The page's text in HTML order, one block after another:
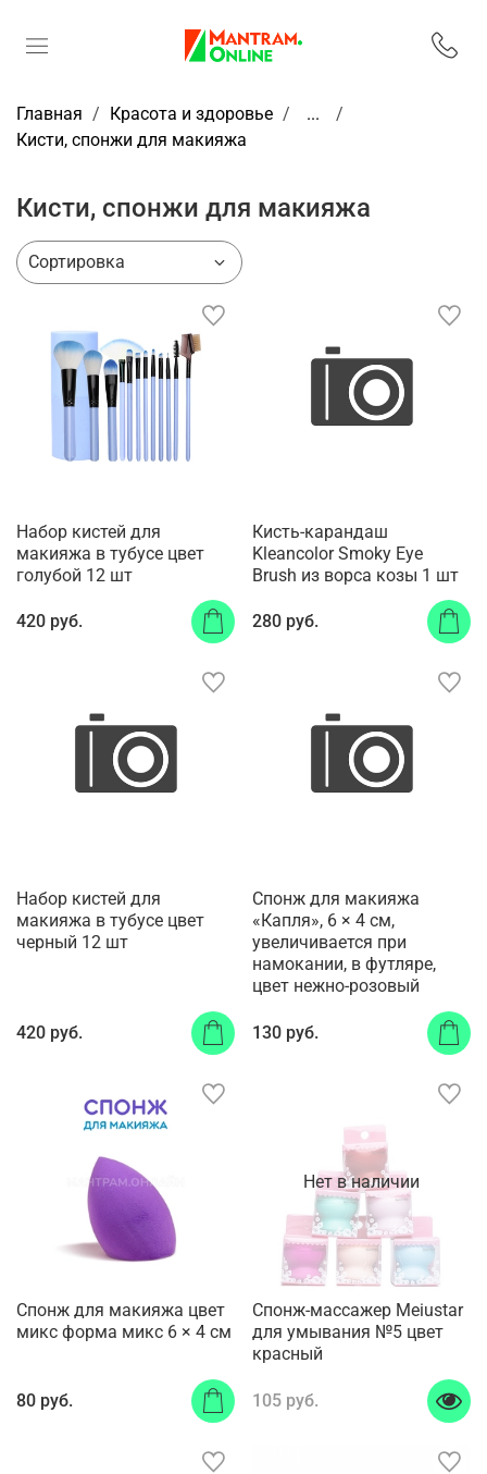
Главная Красота и здоровье
...
Кисти, спонжи для макияжа
Кисти, спонжи для макияжа
Набор кистей для
макияжа в тубусе цвет
голубой 12 шт
420 руб.
Кисть-карандаш
Kleancolor Smoky Eye
Brush из ворса козы 1 шт
280 руб.
Набор кистей для
макияжа в тубусе цвет
черный 12 шт
420 руб.
Спонж для макияжа
«Капля», 6 × 4 см,
увеличивается при
намокании, в футляре,
цвет нежно-розовый
130 руб.
Спонж для макияжа цвет
микс форма микс 6 × 4 см
80 руб.
Нет в наличии
Спонж-массажер Meiustar
для умывания №5 цвет
красный
105 руб.